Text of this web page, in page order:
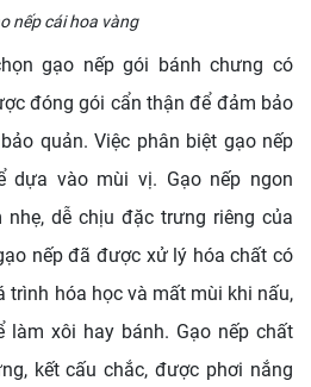
nếp cái hoa vàng
gạo nếp gói bánh chưng có
đóng gói cẩn thận để đảm bảo
quản. Việc phân biệt gạo nếp
dựa vào mùi vị. Gạo nếp ngon
dễ chịu đặc trưng riêng của
nếp đã được xử lý hóa chất có
trình hóa học và mất mùi khi nấu,
làm xôi hay bánh. Gạo nếp chất
kết cấu chắc, được phơi nắng